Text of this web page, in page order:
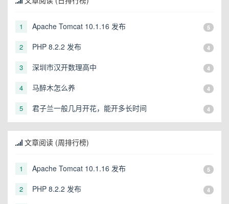
1 Apache Tomcat 10.1.16 发布 5
2 PHP 8.2.2 发布 4
3 深圳市汉开数理高中 4
4 马醉木怎么养 4
5 君子兰一般几月开花，能开多长时间 4
文章阅读 (周排行榜)
1 Apache Tomcat 10.1.16 发布 5
2 PHP 8.2.2 发布 4